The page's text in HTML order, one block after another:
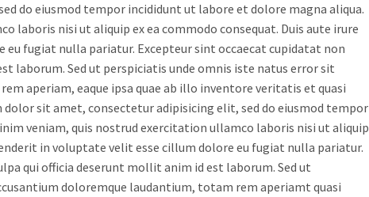
do eiusmod tempor incididunt ut labore et dolore magna aliqua.
laboris nisi ut aliquip ex ea commodo consequat. Duis aute irure
fugiat nulla pariatur. Excepteur sint occaecat cupidatat non
laborum. Sed ut perspiciatis unde omnis iste natus error sit
aperiam, eaque ipsa quae ab illo inventore veritatis et quasi
sit amet, consectetur adipisicing elit, sed do eiusmod tempor
veniam, quis nostrud exercitation ullamco laboris nisi ut aliquip
in voluptate velit esse cillum dolore eu fugiat nulla pariatur.
qui officia deserunt mollit anim id est laborum. Sed ut
doloremque laudantium, totam rem aperiamt quasi